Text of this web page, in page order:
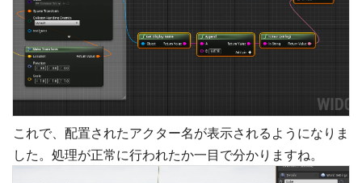
これで、配置されたアクター名が表示されるようになりま
した。処理が正常に行われたか一目で分かりますね。